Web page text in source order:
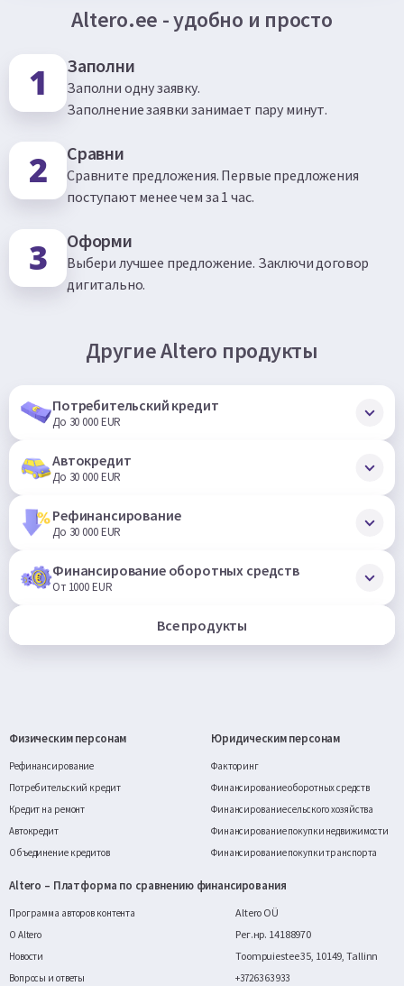
Altero.ee - удобно и просто
Заполни
Заполни одну заявку.
Заполнение заявки занимает пару минут.
Сравни
Сравните предложения. Первые предложения
поступают менее чем за 1 час.
Оформи
Выбери лучшее предложение. Заключи договор
дигитально.
Другие Altero продукты
Потребительский кредит
До 30 000 EUR
Автокредит
До 30 000 EUR
Рефинансирование
До 30 000 EUR
Финансирование оборотных средств
От 1000 EUR
Все продукты
Физическим персонам
Рефинансирование
Потребительский кредит
Кредит на ремонт
Автокредит
Объединение кредитов
Юридическим персонам
Факторинг
Финансирование оборотных средств
Финансирование сельского хозяйства
Финансирование покупки недвижимости
Финансирование покупки транспорта
Altero – Платформа по сравнению финансирования
Программа авторов контента
О Altero
Новости
Вопросы и ответы
Altero OÜ
Рег.нр. 14188970
Toompuiestee 35, 10149, Tallinn
+372 63 63 933